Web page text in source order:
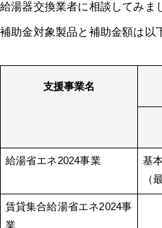
給湯器交換業者に相談してみま
補助金対象製品と補助金額は以
支援事業名
給湯省エネ2024事業
基
（
賃貸集合給湯省エネ2024事
業